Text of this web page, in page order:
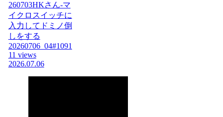
260703HKさん-マ
イクロスイッチに
入力してドミノ倒
しをする
20260706_04#1091
11 views
2026.07.06